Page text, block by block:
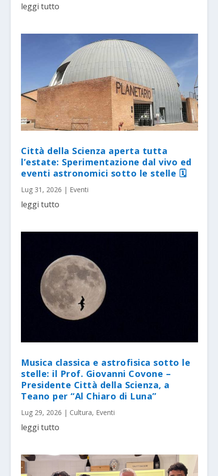
leggi tutto
Città della Scienza aperta tutta
l’estate: Sperimentazione dal vivo ed
eventi astronomici sotto le stelle 🗓
Lug 31, 2026 | Eventi
leggi tutto
Musica classica e astrofisica sotto le
stelle: il Prof. Giovanni Covone –
Presidente Città della Scienza, a
Teano per “Al Chiaro di Luna”
Lug 29, 2026 | Cultura, Eventi
leggi tutto